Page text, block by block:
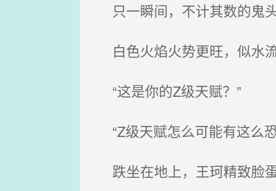
只一瞬间，不计其数的鬼
白色火焰火势更旺，似水
“这是你的Z级天赋？”
“Z级天赋怎么可能有这么
跌坐在地上，王珂精致脸